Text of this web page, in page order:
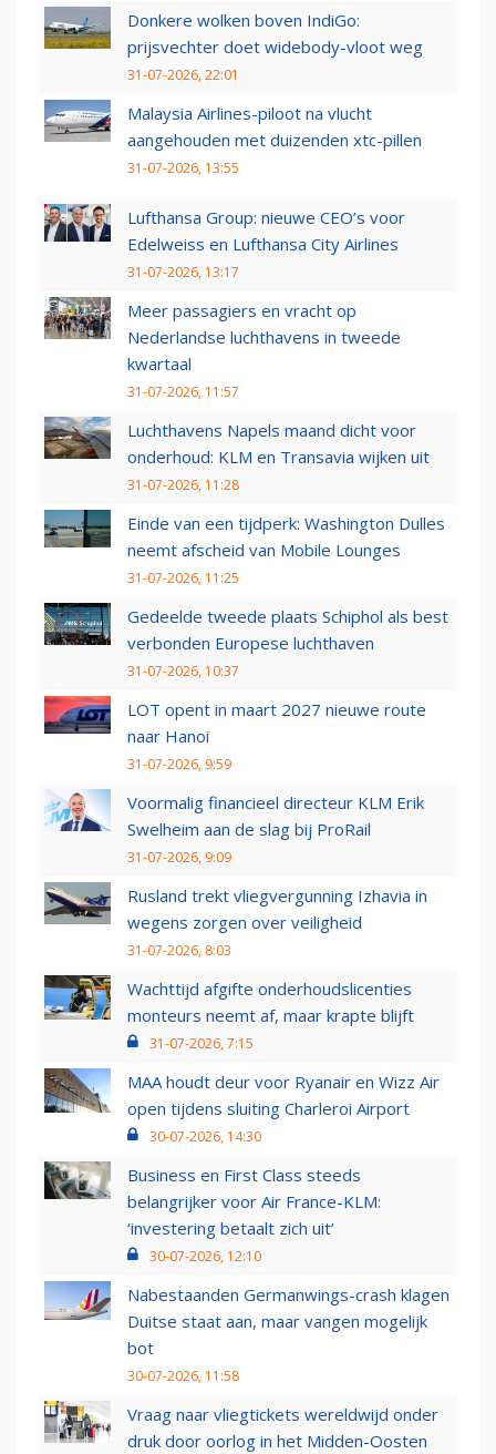
Donkere wolken boven IndiGo:
prijsvechter doet widebody-vloot weg
31-07-2026, 22:01
Malaysia Airlines-piloot na vlucht
aangehouden met duizenden xtc-pillen
31-07-2026, 13:55
Lufthansa Group: nieuwe CEO’s voor
Edelweiss en Lufthansa City Airlines
31-07-2026, 13:17
Meer passagiers en vracht op
Nederlandse luchthavens in tweede
kwartaal
31-07-2026, 11:57
Luchthavens Napels maand dicht voor
onderhoud: KLM en Transavia wijken uit
31-07-2026, 11:28
Einde van een tijdperk: Washington Dulles
neemt afscheid van Mobile Lounges
31-07-2026, 11:25
Gedeelde tweede plaats Schiphol als best
verbonden Europese luchthaven
31-07-2026, 10:37
LOT opent in maart 2027 nieuwe route
naar Hanoi
31-07-2026, 9:59
Voormalig financieel directeur KLM Erik
Swelheim aan de slag bij ProRail
31-07-2026, 9:09
Rusland trekt vliegvergunning Izhavia in
wegens zorgen over veiligheid
31-07-2026, 8:03
Wachttijd afgifte onderhoudslicenties
monteurs neemt af, maar krapte blijft
31-07-2026, 7:15
MAA houdt deur voor Ryanair en Wizz Air
open tijdens sluiting Charleroi Airport
30-07-2026, 14:30
Business en First Class steeds
belangrijker voor Air France-KLM:
‘investering betaalt zich uit’
30-07-2026, 12:10
Nabestaanden Germanwings-crash klagen
Duitse staat aan, maar vangen mogelijk
bot
30-07-2026, 11:58
Vraag naar vliegtickets wereldwijd onder
druk door oorlog in het Midden-Oosten